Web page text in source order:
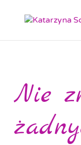
Nie